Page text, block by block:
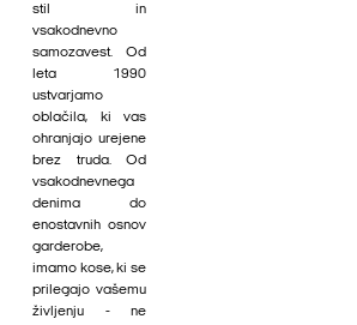
stil in
vsakodnevno
samozavest. Od
leta 1990
ustvarjamo
oblačila, ki vas
ohranjajo urejene
brez truda. Od
vsakodnevnega
denima do
enostavnih osnov
garderobe,
imamo kose, ki se
prilegajo vašemu
življenju - ne